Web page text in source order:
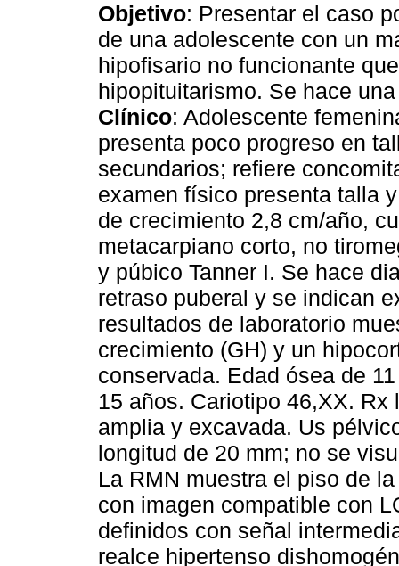
Objetivo: Presentar el caso
de una adolescente con un
hipofisario no funcionante
hipopituitarismo. Se hace
Clínico: Adolescente
presenta poco progreso en
secundarios; refiere
examen físico presenta talla
de crecimiento 2,8 cm/año,
metacarpiano corto, no
y púbico Tanner I. Se hace
retraso puberal y se indican
resultados de laboratorio
crecimiento (GH) y un
conservada. Edad ósea de
15 años. Cariotipo 46,XX.
amplia y excavada. Us
longitud de 20 mm; no se
La RMN muestra el piso de
con imagen compatible con
definidos con señal
realce hipertenso